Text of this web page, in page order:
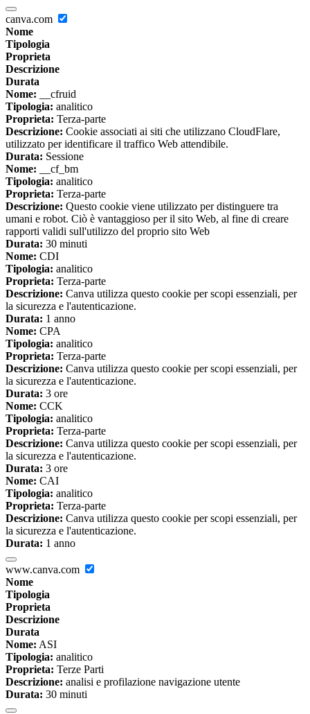
canva.com
Nome
Tipologia
Proprieta
Descrizione
Durata
Nome: __cfruid
Tipologia: analitico
Proprieta: Terza-parte
Descrizione: Cookie associati ai siti che utilizzano CloudFlare,
utilizzato per identificare il traffico Web attendibile.
Durata: Sessione
Nome: __cf_bm
Tipologia: analitico
Proprieta: Terza-parte
Descrizione: Questo cookie viene utilizzato per distinguere tra
umani e robot. Ciò è vantaggioso per il sito Web, al fine di creare
rapporti validi sull'utilizzo del proprio sito Web
Durata: 30 minuti
Nome: CDI
Tipologia: analitico
Proprieta: Terza-parte
Descrizione: Canva utilizza questo cookie per scopi essenziali, per
la sicurezza e l'autenticazione.
Durata: 1 anno
Nome: CPA
Tipologia: analitico
Proprieta: Terza-parte
Descrizione: Canva utilizza questo cookie per scopi essenziali, per
la sicurezza e l'autenticazione.
Durata: 3 ore
Nome: CCK
Tipologia: analitico
Proprieta: Terza-parte
Descrizione: Canva utilizza questo cookie per scopi essenziali, per
la sicurezza e l'autenticazione.
Durata: 3 ore
Nome: CAI
Tipologia: analitico
Proprieta: Terza-parte
Descrizione: Canva utilizza questo cookie per scopi essenziali, per
la sicurezza e l'autenticazione.
Durata: 1 anno
www.canva.com
Nome
Tipologia
Proprieta
Descrizione
Durata
Nome: ASI
Tipologia: analitico
Proprieta: Terze Parti
Descrizione: analisi e profilazione navigazione utente
Durata: 30 minuti